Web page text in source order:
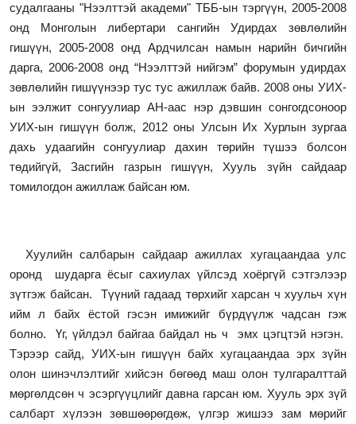
судалгааны "Нээлттэй академи" ТББ-ын тэргүүн, 2005-2008
онд Монголын либертари сангийн Удирдах зөвлөлийн
гишүүн, 2005-2008 онд Ардчилсан намын нарийн бичгийн
дарга, 2006-2008 онд “Нээлттэй нийгэм” форумын удирдах
зөвлөлийн гишүүнээр тус тус ажиллаж байв. 2008 оны УИХ-
ын ээлжит сонгуулиар АН-аас нэр дэвшин сонгогдсоноор
УИХ-ын гишүүн болж, 2012 оны Улсын Их Хурлын зургаа
дахь удаагийн сонгуулиар дахин төрийн түшээ болсон
төдийгүй, Засгийн газрын гишүүн, Хууль зүйн сайдаар
томилогдон ажиллаж байсан юм.
Хуулийн салбарын сайдаар ажиллах хугацаандаа улс
оронд шударга ёсыг сахиулах үйлсэд хоёргүй сэтгэлээр
зүтгэж байсан. Түүний гадаад төрхийг харсан ч хуульч хүн
ийм л байх ёстой гэсэн имижийг бүрдүүлж чадсан гэж
болно. Үг, үйлдэл байгаа байдал нь ч эмх цэгцтэй нэгэн.
Тэрээр сайд, УИХ-ын гишүүн байх хугацаандаа эрх зүйн
олон шинэчлэлтийг хийсэн бөгөөд маш олон тулгаралттай
мөргөлдсөн ч эсэргүүцлийг давна гарсан юм. Хууль эрх зүй
салбарт хүлээн зөвшөөрөгдөж, үлгэр жишээ зам мөрийг